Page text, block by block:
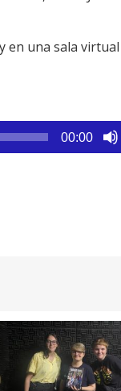
en una sala
00:00